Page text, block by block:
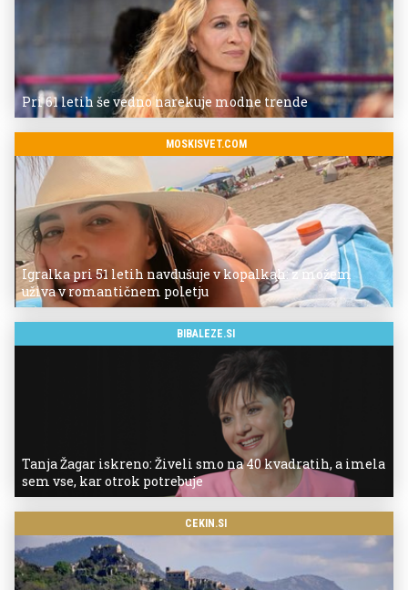
Pri 61 letih še vedno narekuje modne trende
MOSKISVET.COM
Igralka pri 51 letih navdušuje v kopalkah: z možem
uživa v romantičnem poletju
BIBALEZE.SI
Tanja Žagar iskreno: Živeli smo na 40 kvadratih, a imela
sem vse, kar otrok potrebuje
CEKIN.SI